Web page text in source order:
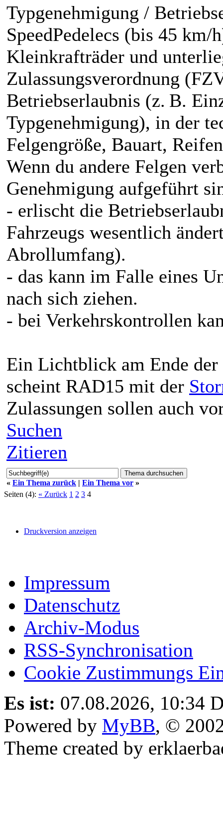
Typgenehmigung /
SpeedPedelecs (bis 45
Kleinkrafträder und
Zulassungsverordnung
Betriebserlaubnis (z. B.
Typgenehmigung), in der
Felgengröße, Bauart,
Wenn du andere Felgen
Genehmigung aufgeführt
- erlischt die
Fahrzeugs wesentlich
Abrollumfang).
- das kann im Falle eines
nach sich ziehen.
- bei Verkehrskontrollen
Ein Lichtblick am Ende
scheint RAD15 mit der
Zulassungen sollen auch
Suchen
Zitieren
« Ein Thema zurück | Ein Thema vor »
Seiten (4): « Zurück 1 2 3 4
Druckversion anzeigen
Impressum
Datenschutz
Archiv-Modus
RSS-Synchronisation
Cookie Zustimmungs
Es ist: 07.08.2026, 10:34
Powered by MyBB, ©
Theme created by